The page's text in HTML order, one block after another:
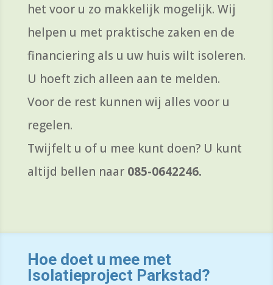
het voor u zo makkelijk mogelijk. Wij
helpen u met praktische zaken en de
financiering als u uw huis wilt isoleren.
U hoeft zich alleen aan te melden.
Voor de rest kunnen wij alles voor u
regelen.
Twijfelt u of u mee kunt doen? U kunt
altijd bellen naar085-0642246.
Hoe doet u mee met
Isolatieproject Parkstad?